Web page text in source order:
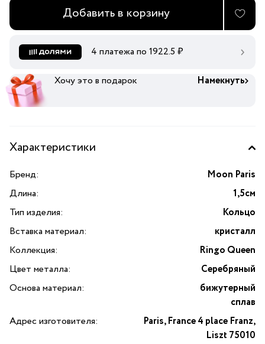
Добавить в корзину
4 платежа по 1922.5 ₽
Хочу это в подарок Намекнуть
Характеристики
Бренд:
Moon Paris
Длина:
1,5см
Тип изделия:
Кольцо
Вставка материал:
кристалл
Коллекция:
Ringo Queen
Цвет металла:
Серебряный
Основа материал:
бижутерный
сплав
Адрес изготовителя:
Paris, France 4 place Franz,
Liszt 75010